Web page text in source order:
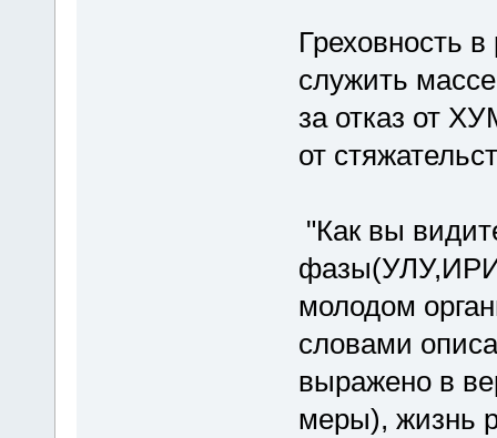
Греховность в
служить
за отказ от
от
"Как вы
молодом
словами
выражено в
меры), жизнь